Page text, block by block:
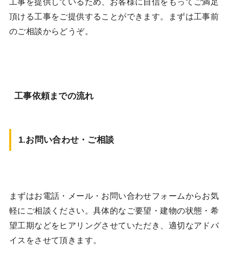
頂ける工事をご提供することができます。まずは工事前
のご相談からどうぞ。
工事依頼までの流れ
1.お問い合わせ・ご相談
まずはお電話・メール・お問い合わせフォームからお気
軽にご相談ください。具体的なご要望・建物の状態・希
望工期などをヒアリングさせていただき、適切なアドバ
イスをさせて頂きます。